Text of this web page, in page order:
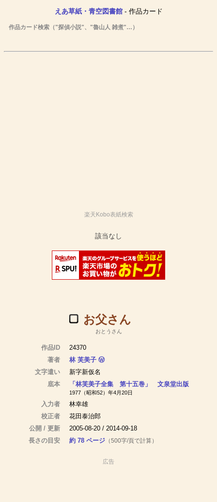
えあ草紙・青空図書館- 作品カード
作品カード検索（"探偵小説"、"魯山人 雑煮"…）
楽天Kobo表紙検索
お父さん
おとうさん
作品ID
24370
著者
林 芙美子 Ⓦ
文字遣い
新字新仮名
底本
「林芙美子全集 第十五巻」 文泉堂出版
1977（昭和52）年4月20日
入力者
林幸雄
校正者
花田泰治郎
公開 / 更新
2005-08-20 / 2014-09-18
長さの目安
約 78 ページ（500字/頁で計算）
広告